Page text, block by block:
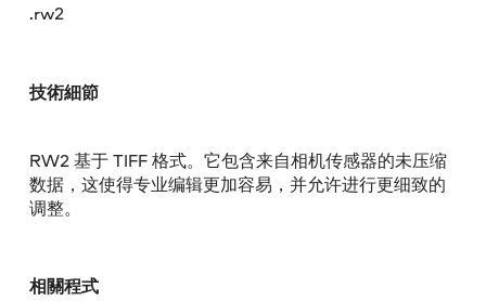
.rw2
技術細節
RW2 基于 TIFF 格式。它包含来自相机传感器的未压缩
数据，这使得专业编辑更加容易，并允许进行更细致的
调整。
相關程式